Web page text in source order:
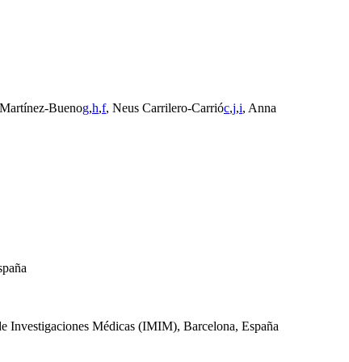
Buenog,h,f, Neus Carrilero-Carrióc,j,i, Anna
Investigaciones Médicas (IMIM), Barcelona, España